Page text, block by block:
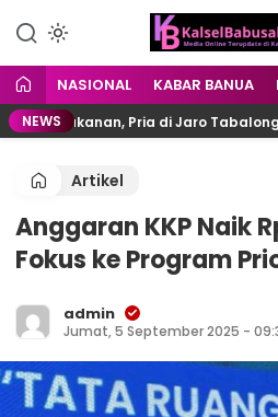
Menyuarakan Kalsel,
Menginspirasi
NASIONAL KABAR BANUA
NEWS
Makanan, Pria di Jaro Tabalong
Artikel
Anggaran KKP Naik
Fokus ke Program
admin
Jumat, 5 September 2025 -